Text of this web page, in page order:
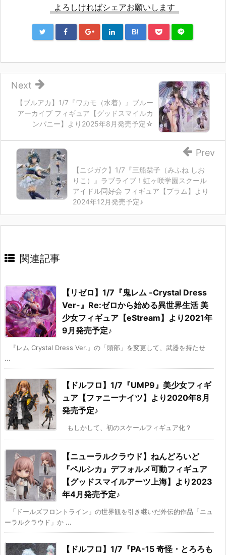
よろしければシェアお願いします
B!
【ブルアカ】1/7『ワカモ（水着）』ブルー
アーカイブ フィギュア【グッドスマイルカ
ンパニー】より2025年8月発売予定☆
Next
【ニジガク】1/7『三船栞子（みふね しお
りこ）』ラブライブ！虹ヶ咲学園スクール
アイドル同好会 フィギュア【プラム】より
2024年12月発売予定♪
Prev
関連記事
【リゼロ】1/7『鬼レム -Crystal Dress
Ver-』Re:ゼロから始める異世界生活 美
少女フィギュア【eStream】より2021年
9月発売予定♪
『レム Crystal Dress Ver.』の「頭部」を変更して、武器を持たせ
...
【ドルフロ】1/7『UMP9』美少女フィギ
ュア【ファニーナイツ】より2020年8月
発売予定♪
もしかして、初のスケールフィギュア化？
【ニューラルクラウド】ねんどろいど
『ペルシカ』デフォルメ可動フィギュア
【グッドスマイルアーツ上海】より2023
年4月発売予定♪
「ドールズフロントライン」の世界観を引き継いだ外伝的作品「ニュ
ーラルクラウド」か ...
【ドルフロ】1/7『PA-15 奇怪・とろろも